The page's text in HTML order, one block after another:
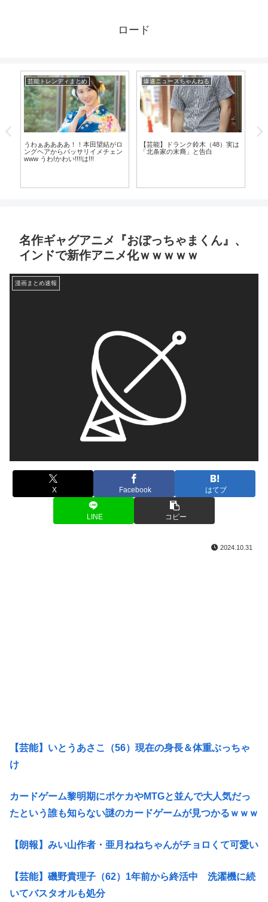
ロード
芸能トレンディまとめ
うわぁああああ！！本田望結がロ
ングヘアからバッサリイメチェン
www うわ!かわい!!!!は!!!
爆速ニュースちゃんねる
【芸能】ドランク鈴木（48）実は
「北条家の末裔」と告白
名作ギャグアニメ『おぼっちゃまくん』、
インドで新作アニメ化ｗｗｗｗｗ
漫画まとめ速報
X Facebook はてブ
LINE コピー
2024.10.31
【芸能】いとうあさこ（56）現在の身長＆体重ぶっちゃ
け
カードゲーム黎明期にポケカやMTGと並んで大人気だっ
たという誰も知らない謎のカードゲームが見つかるｗｗｗ
【朗報】みい山作者・亜月ねねちゃんがチョロくて可愛い
【芸能】磯野貴理子（62）1年前から終活中 洗濯機に続
いてバスタオルも処分